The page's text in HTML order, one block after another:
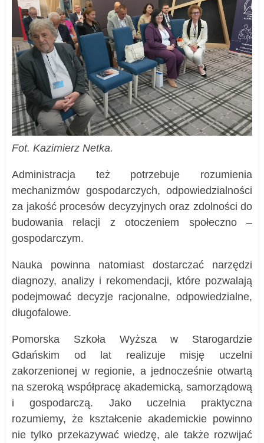
Fot. Kazimierz Netka.
Administracja też potrzebuje rozumienia
mechanizmów gospodarczych, odpowiedzialności
za jakość procesów decyzyjnych oraz zdolności do
budowania relacji z otoczeniem społeczno –
gospodarczym.
Nauka powinna natomiast dostarczać narzędzi
diagnozy, analizy i rekomendacji, które pozwalają
podejmować decyzje racjonalne, odpowiedzialne,
długofalowe.
Pomorska Szkoła Wyższa w Starogardzie
Gdańskim od lat realizuje misję uczelni
zakorzenionej w regionie, a jednocześnie otwartą
na szeroką współpracę akademicką, samorządową
i gospodarczą. Jako uczelnia praktyczna
rozumiemy, że kształcenie akademickie powinno
nie tylko przekazywać wiedzę, ale także rozwijać